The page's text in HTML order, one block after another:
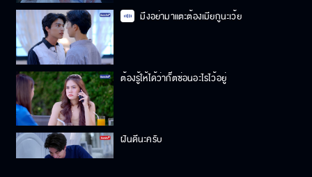
มึงอย่ามาแตะต้องเมียกูนะเว้ย
ต้องรู้ให้ได้ว่ากั๊ตซ่อนอะไรไว้อยู่
ฝันดีนะครับ